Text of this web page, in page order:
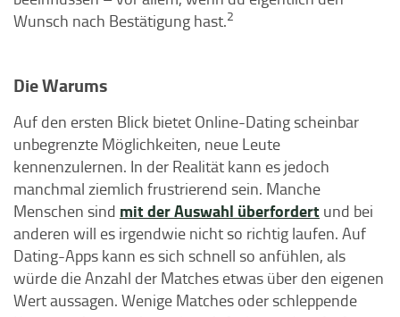
Wunsch nach Bestätigung hast.2
Die Warums
Auf den ersten Blick bietet Online-Dating scheinbar
unbegrenzte Möglichkeiten, neue Leute
kennenzulernen. In der Realität kann es jedoch
manchmal ziemlich frustrierend sein. Manche
Menschen sind mit der Auswahl überfordert und bei
anderen will es irgendwie nicht so richtig laufen. Auf
Dating-Apps kann es sich schnell so anfühlen, als
würde die Anzahl der Matches etwas über den eigenen
Wert aussagen. Wenige Matches oder schleppende